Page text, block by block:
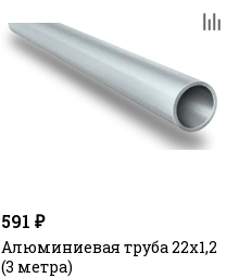
591 ₽
Алюминиевая труба 22х1,2
(3 метра)